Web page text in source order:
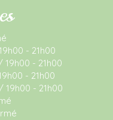
- 21h00
19h00 - 21h00
- 21h00
19h00 - 21h00